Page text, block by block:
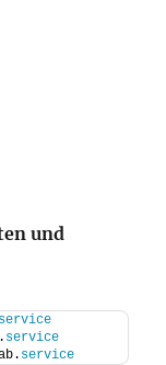
und
service
service
service